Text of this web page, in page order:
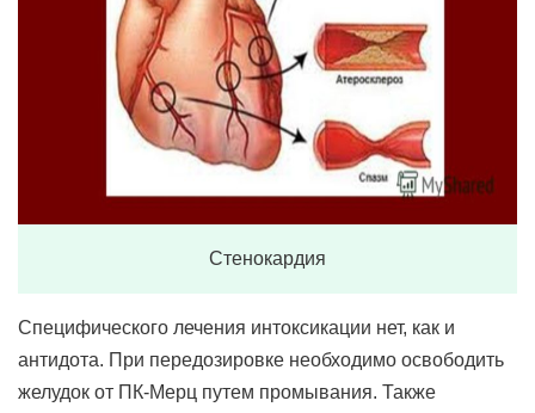
Стенокардия
Специфического лечения интоксикации нет, как и
антидота. При передозировке необходимо освободить
желудок от ПК-Мерц путем промывания. Также